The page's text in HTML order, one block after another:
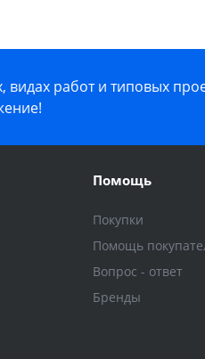
работ и типовых
Помощь
Покупки
Помощь
Вопрос - ответ
Бренды